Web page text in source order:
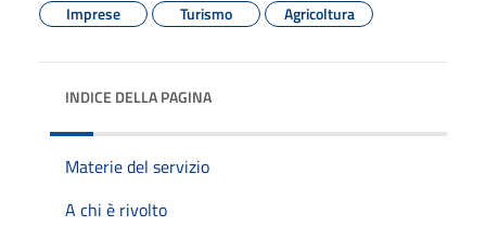
Imprese
Turismo Agricoltura
INDICE DELLA PAGINA
Materie del servizio
A chi è rivolto